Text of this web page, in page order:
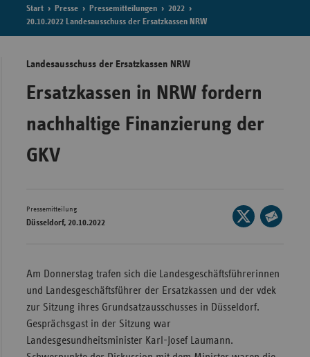
Start Presse Pressemitteilungen
2022
20.10.2022 Landesausschuss der Ersatzkassen NRW
Landesausschuss der Ersatzkassen NRW
Ersatzkassen in NRW fordern
nachhaltige Finanzierung der
GKV
Pressemitteilung
Düsseldorf, 20.10.2022
Seite
auf
Mail
Am Donnerstag trafen sich die Landesgeschäftsführerinnen
und Landesgeschäftsführer der Ersatzkassen und der vdek
zur Sitzung ihres Grundsatzausschusses in Düsseldorf.
Gesprächsgast in der Sitzung war
Landesgesundheitsminister Karl-Josef Laumann.